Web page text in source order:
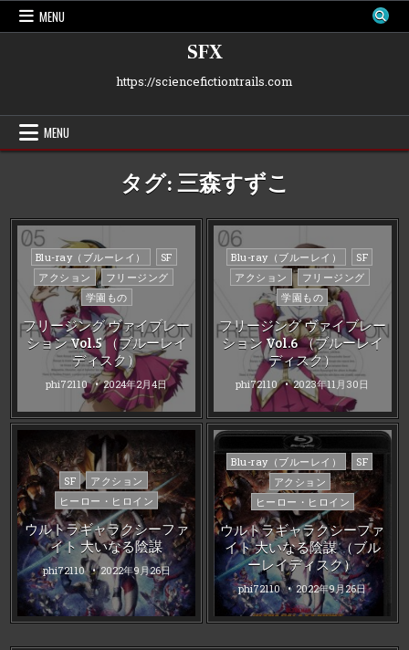
Skip
MENU
SFX
https://sciencefictiontrails.com
MENU
タグ:三森すずこ
Posted
in
Blu-ray（ブルーレイ）
SF
アクション
フリージング
学園もの
フリージング ヴァイブレー
ション Vol.5 （ブルーレイ
ディスク）
phi72110 2024年2月4日
Posted
in
Blu-ray（ブルーレイ）
SF
アクション
フリージング
学園もの
フリージング ヴァイブレー
ション Vol.6 （ブルーレイ
ディスク）
phi72110 2023年11月30日
Posted
in
SF
アクション
ヒーロー・ヒロイン
ウルトラギャラクシーファ
イト 大いなる陰謀
phi72110 2022年9月26日
Posted
in
Blu-ray（ブルーレイ）
SF
アクション
ヒーロー・ヒロイン
ウルトラギャラクシーファ
イト 大いなる陰謀 （ブル
ーレイディスク）
phi72110 2022年9月26日